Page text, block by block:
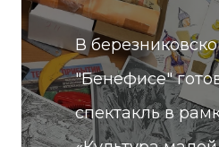
В
"Бенефисе"
спектакль в